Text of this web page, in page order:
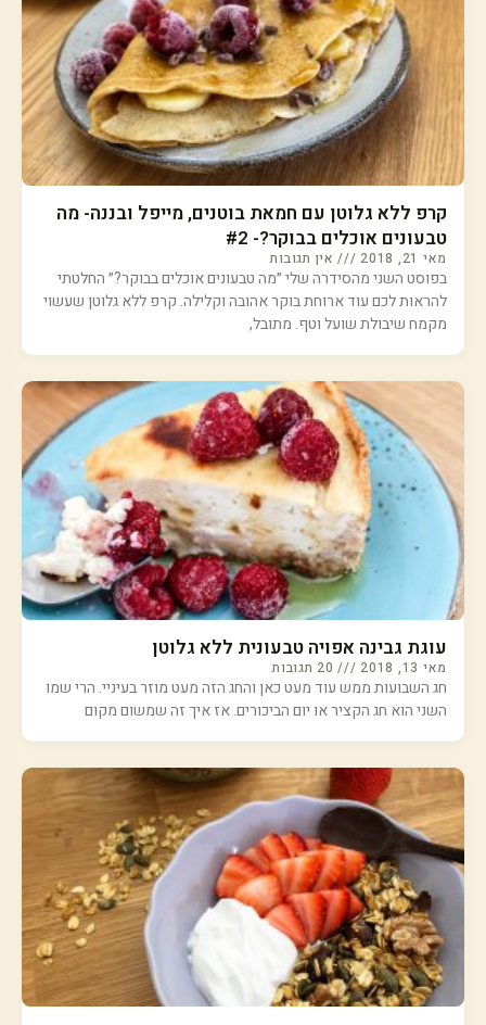
קרפ ללא גלוטן עם חמאת בוטנים, מייפל ובננה- מה
טבעונים אוכלים בבוקר?- #2
מאי 21, 2018 אין תגובות
בפוסט השני מהסידרה שלי ״מה טבעונים אוכלים בבוקר?״ החלטתי
להראות לכם עוד ארוחת בוקר אהובה וקלילה. קרפ ללא גלוטן שעשוי
מקמח שיבולת שועל וטף. מתובל,
עוגת גבינה אפויה טבעונית ללא גלוטן
מאי 13, 2018 20 תגובות
חג השבועות ממש עוד מעט כאן והחג הזה מעט מוזר בעיניי. הרי שמו
השני הוא חג הקציר או יום הביכורים. אז איך זה שמשום מקום